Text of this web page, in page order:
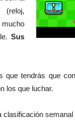
Sus
que tendrás que
los que luchar.
clasificación semanal